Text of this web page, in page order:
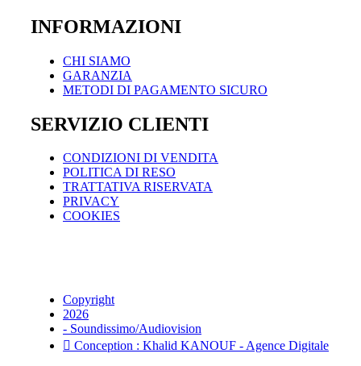
INFORMAZIONI
CHI SIAMO
GARANZIA
METODI DI PAGAMENTO SICURO
SERVIZIO CLIENTI
CONDIZIONI DI VENDITA
POLITICA DI RESO
TRATTATIVA RISERVATA
PRIVACY
COOKIES
Copyright
2026
- Soundissimo/Audiovision
Conception : Khalid KANOUF - Agence Digitale